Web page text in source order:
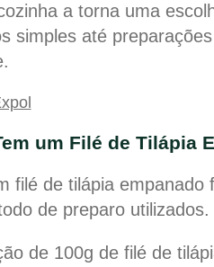
a torna uma
simples até
um Filé de Tilápia
filé de tilápia
de preparo utilizados.
de 100g de filé de